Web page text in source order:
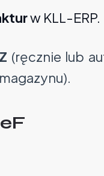
w KLL-ERP.
Z (ręcznie lub